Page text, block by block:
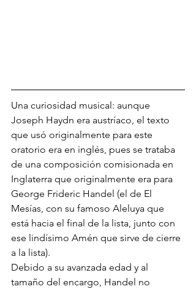
Una curiosidad musical: aunque
Joseph Haydn era austríaco, el texto
que usó originalmente para este
oratorio era en inglés, pues se trataba
de una composición comisionada en
Inglaterra que originalmente era para
George Frideric Handel (el de El
Mesías, con su famoso Aleluya que
está hacia el final de la lista, junto con
ese lindísimo Amén que sirve de cierre
a la lista).
Debido a su avanzada edad y al
tamaño del encargo, Handel no